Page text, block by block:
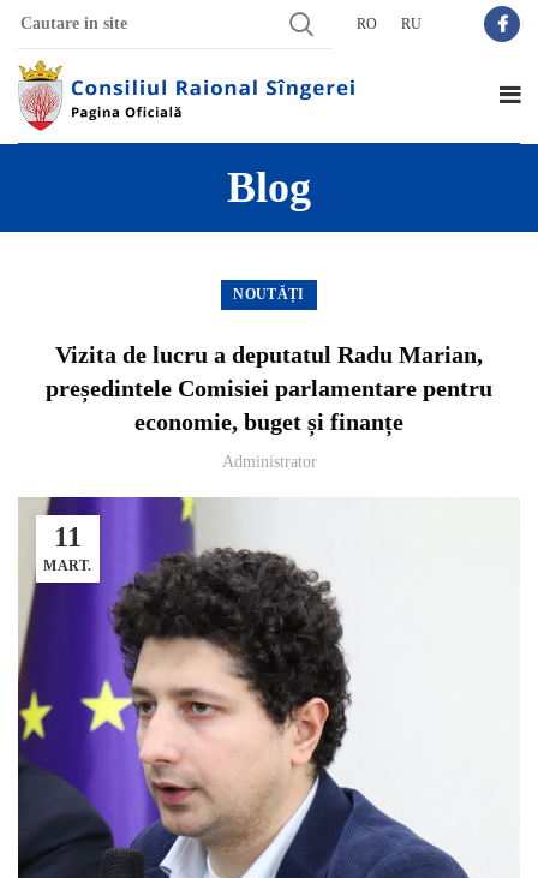
RO RU
Blog
NOUTĂȚI
Vizita de lucru a deputatul Radu Marian,
președintele Comisiei parlamentare pentru
economie, buget și finanțe
Administrator
11
MART.